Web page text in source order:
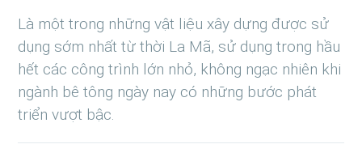
Là một trong những vật liệu xây dựng được sử
dụng sớm nhất từ thời La Mã, sử dụng trong hầu
hết các công trình lớn nhỏ, không ngạc nhiên khi
ngành bê tông ngày nay có những bước phát
triển vượt bậc.